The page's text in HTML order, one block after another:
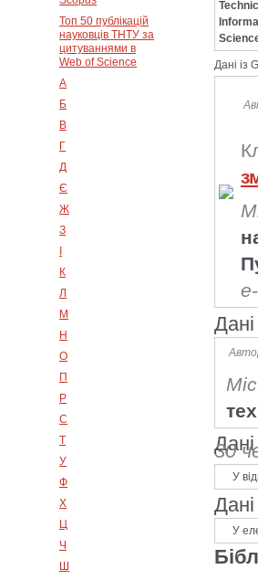
Топ 50 публікацій
науковців ТНТУ за
цитуваннями в
Web of Science
А
Б
В
Г
Д
Є
Ж
З
К
Л
М
Н
О
П
Р
С
Т
У
Ф
Х
Ц
Ч
Ш
Дані із
30
У
У